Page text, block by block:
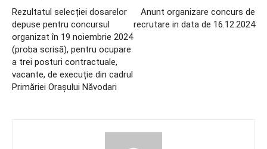
Rezultatul selecției dosarelor
depuse pentru concursul
organizat în 19 noiembrie 2024
(proba scrisă), pentru ocupare
a trei posturi contractuale,
vacante, de execuție din cadrul
Primăriei Orașului Năvodari
Anunt organizare concurs de
recrutare in data de 16.12.2024